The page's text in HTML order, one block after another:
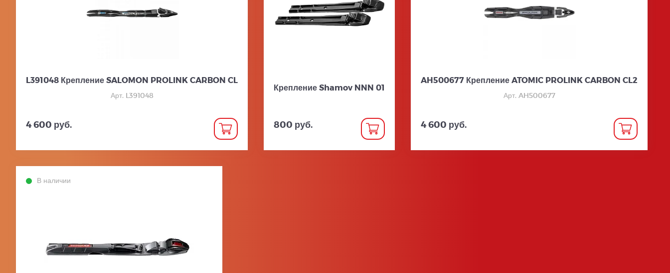
L391048 Крепление SALOMON PROLINK CARBON CL
Арт. L391048
4 600 руб.
Крепление Shamov NNN 01
800 руб.
AH500677 Крепление ATOMIC PROLINK CARBON CL2
Арт. AH500677
4 600 руб.
В наличии